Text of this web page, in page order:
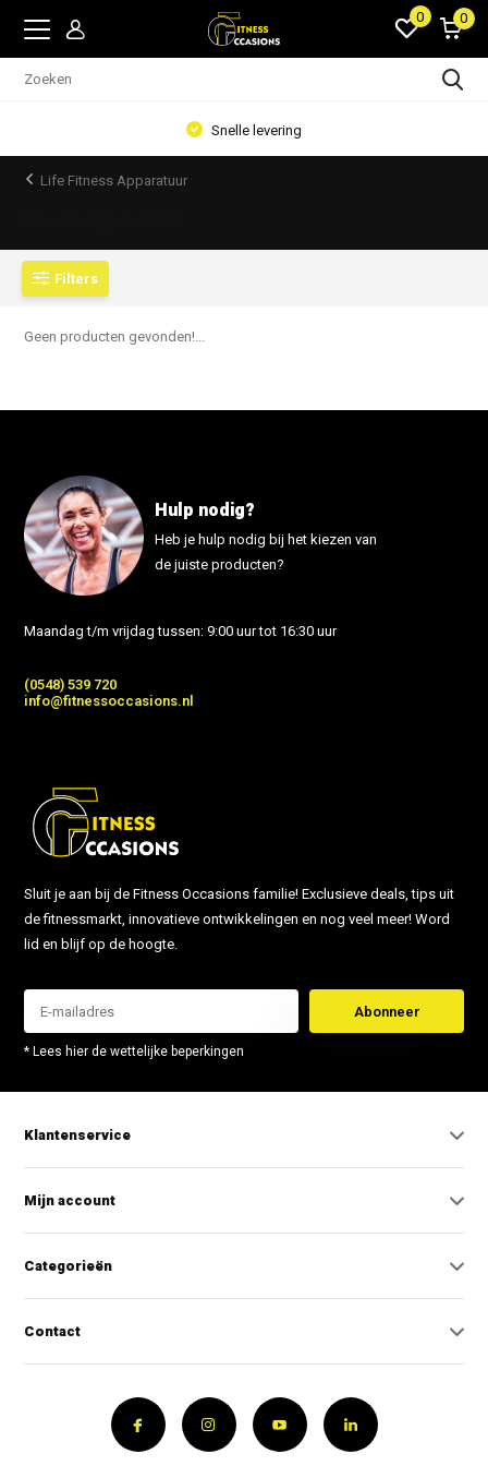
0 0
Snelle levering
Life Fitness Apparatuur
Filters
Geen producten gevonden!...
Hulp nodig?
Heb je hulp nodig bij het kiezen van
de juiste producten?
Maandag t/m vrijdag tussen: 9:00 uur tot 16:30 uur
(0548) 539 720
info@fitnessoccasions.nl
Sluit je aan bij de Fitness Occasions familie! Exclusieve deals, tips uit
de fitnessmarkt, innovatieve ontwikkelingen en nog veel meer! Word
lid en blijf op de hoogte.
Abonneer
* Lees hier de wettelijke beperkingen
Klantenservice
Mijn account
Categorieën
Contact